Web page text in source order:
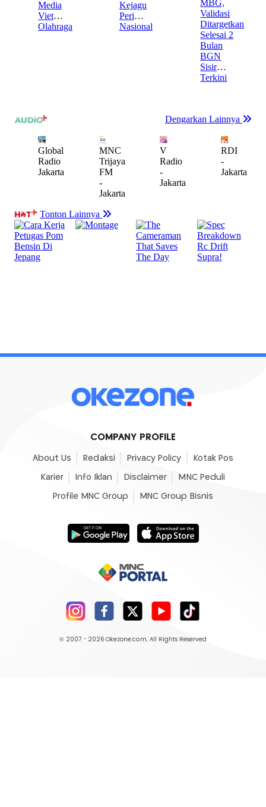
COMPANY PROFILE
About Us Redaksi Privacy Policy Kotak Pos
Karier Info Iklan Disclaimer MNC Peduli
Profile MNC Group MNC Group Bisnis
© 2007 - 2026 Okezone.com, All Rights Reserved